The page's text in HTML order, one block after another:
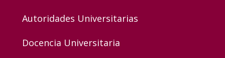
Autoridades Universitarias
Docencia Universitaria